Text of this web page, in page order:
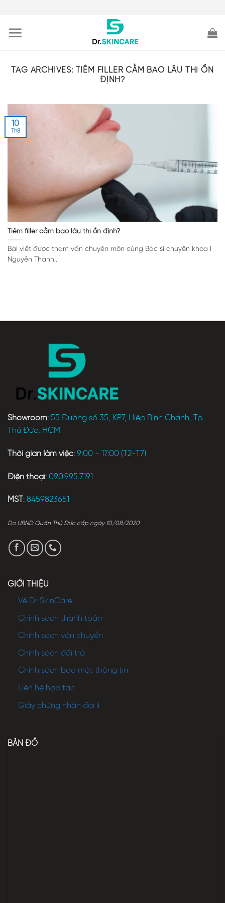
content
TAG ARCHIVES:
TIÊM FILLER CẰM BAO LÂU THÌ ỔN
ĐỊNH?
Tiêm filler cằm bao lâu thì ổn định?
Bài viết được tham vấn chuyên môn cùng Bác sĩ chuyên khoa I
Nguyễn Thanh...
10
Th8
Showroom: 55 Đường số 35, KP7, Hiệp Bình Chánh, Tp.
Thủ Đức, HCM
Thời gian làm việc: 9:00 - 17:00 (T2-T7)
Điện thoại: 090.995.7191
MST : 8459823651
Do UBND Quận Thủ Đức cấp ngày 10/08/2020
GIỚI THIỆU
Về Dr SkinCare
Chính sách thanh toán
Chính sách vận chuyển
Chính sách đổi trả
Chính sách bảo mật thông tin
Liên hệ hợp tác
Giấy chứng nhận đại lí
BẢN ĐỒ